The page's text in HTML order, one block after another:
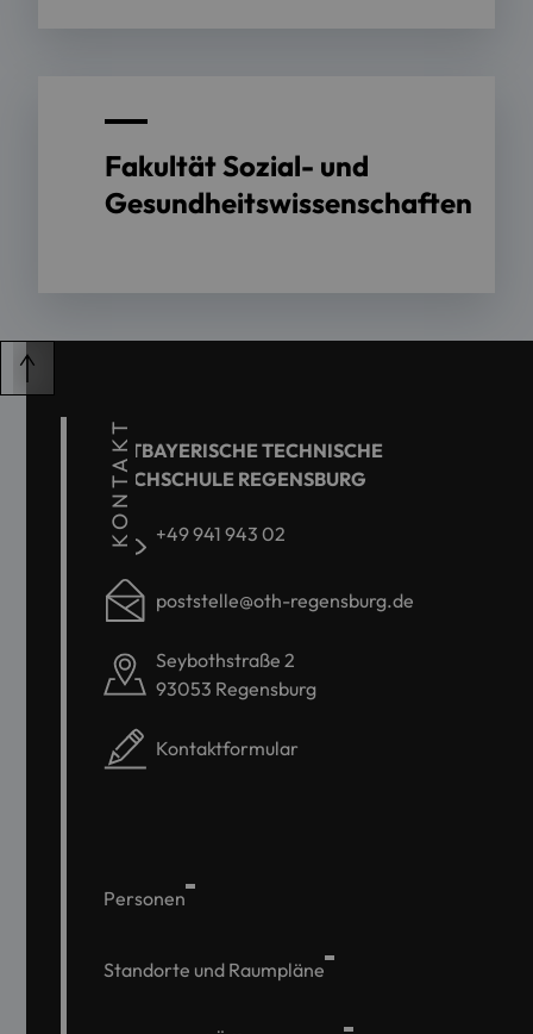
Fakultät Sozial- und
Gesundheitswissenschaften
KONTAKT
OSTBAYERISCHE TECHNISCHE
HOCHSCHULE REGENSBURG
+49 941 943 02
poststelle@oth-regensburg.de
Seybothstraße 2
93053 Regensburg
Kontaktformular
Personen
Standorte und Raumpläne